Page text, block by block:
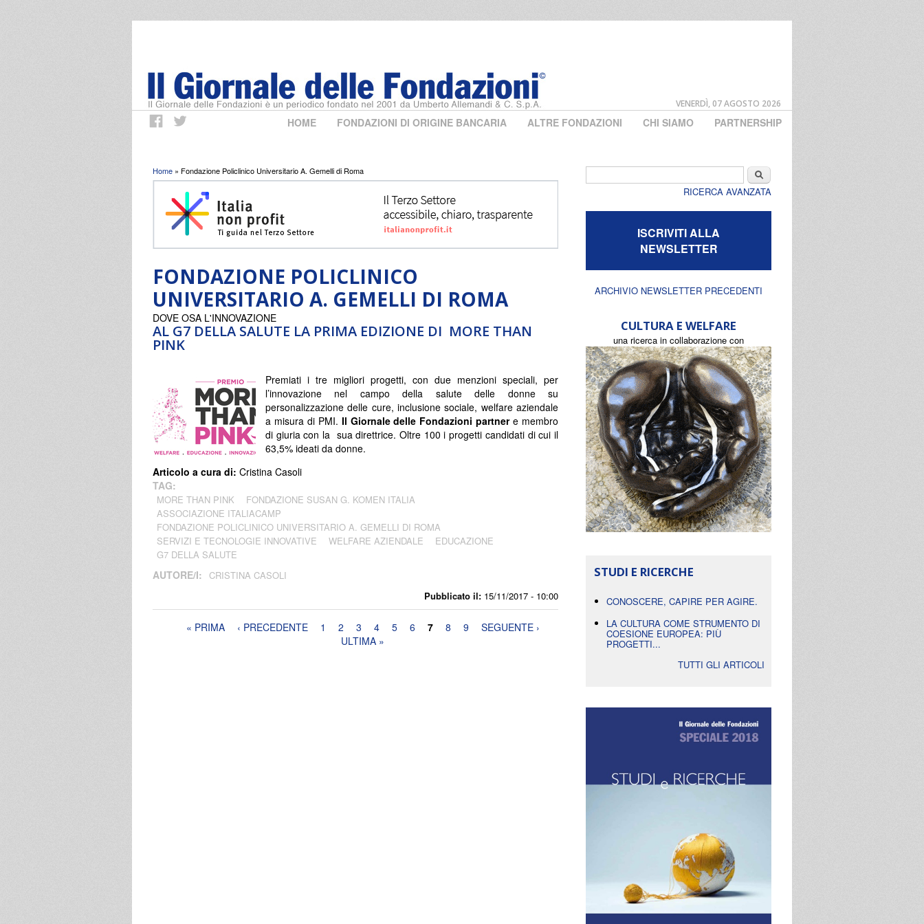
VENERDÌ, 07 AGOSTO 2026
HOME FONDAZIONI DI ORIGINE BANCARIA ALTRE FONDAZIONI CHI SIAMO PARTNERSHIP
Tu sei qui
Home » Fondazione Policlinico Universitario A. Gemelli di Roma
FONDAZIONE POLICLINICO
UNIVERSITARIO A. GEMELLI DI ROMA
AL G7 DELLA SALUTE LA PRIMA EDIZIONE DI MORE THAN
PINK
Pubblicato il: 15/11/2017 - 10:00
DOVE OSA L'INNOVAZIONE
Premiati i tre migliori progetti, con due menzioni speciali, per
l’innovazione nel campo della salute delle donne su
personalizzazione delle cure, inclusione sociale, welfare aziendale
a misura di PMI. Il Giornale delle Fondazioni partnere membro
di giuria con la sua direttrice. Oltre 100 i progetti candidati di cui il
63,5% ideati da donne.
Articolo a cura di: Cristina Casoli
TAG:
MORE THAN PINK
FONDAZIONE SUSAN G. KOMEN ITALIA
ASSOCIAZIONE ITALIACAMP
FONDAZIONE POLICLINICO UNIVERSITARIO A. GEMELLI DI ROMA
SERVIZI E TECNOLOGIE INNOVATIVE
WELFARE AZIENDALE
EDUCAZIONE
G7 DELLA SALUTE
AUTORE/I: CRISTINA CASOLI
Pagine« PRIMA ‹ PRECEDENTE 1 2 3 4 5 6 7 8 9
SEGUENTE ›
ULTIMA »
Cerca
RICERCA AVANZATA
ISCRIVITI ALLA
NEWSLETTER
ARCHIVIO NEWSLETTER PRECEDENTI
CULTURA E WELFARE
una ricerca in collaborazione con
STUDI E RICERCHE
CONOSCERE, CAPIRE PER AGIRE.
LA CULTURA COME STRUMENTO DI
COESIONE EUROPEA: PIÙ
PROGETTI...
TUTTI GLI ARTICOLI